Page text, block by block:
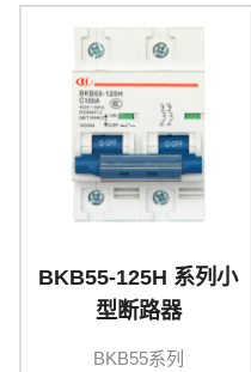
BKB55-125H 系列小
型断路器
BKB55系列